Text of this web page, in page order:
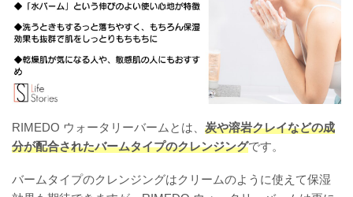
RIMEDO ウォータリーバームとは、 炭や溶岩クレイなどの成
分が配合されたバームタイプのクレンジングです。
バームタイプのクレンジングはクリームのように使えて保湿